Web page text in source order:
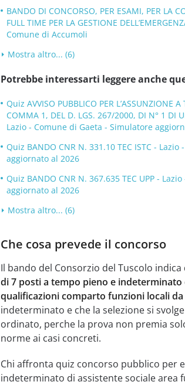
BANDO DI CONCORSO, PER ESAMI, PER LA
FULL TIME PER LA GESTIONE
Comune di Accumoli
Mostra altro... (6)
Potrebbe interessarti leggere anche
Quiz AVVISO PUBBLICO PER L’ASSUNZIONE
COMMA 1, DEL D. LGS. 267/2000, DI N° 1 DI
Lazio - Comune di Gaeta - Simulatore
Quiz BANDO CNR N. 331.10 TEC ISTC -
aggiornato al 2026
Quiz BANDO CNR N. 367.635 TEC UPP -
aggiornato al 2026
Mostra altro... (6)
Che cosa prevede il concorso
Il bando del Consorzio del Tuscolo indica
di 7 posti a tempo pieno e
qualificazioni comparto funzioni locali
indeterminato e che la selezione si
ordinato, perche la prova non premia
norme ai casi concreti.
Chi affronta quiz concorso pubblico per
indeterminato di assistente sociale area